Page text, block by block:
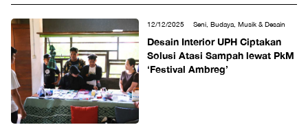
12/12/2025 Seni, Budaya, Musik & Desain
Desain Interior UPH Ciptakan
Solusi Atasi Sampah lewat PkM
‘Festival Ambreg’